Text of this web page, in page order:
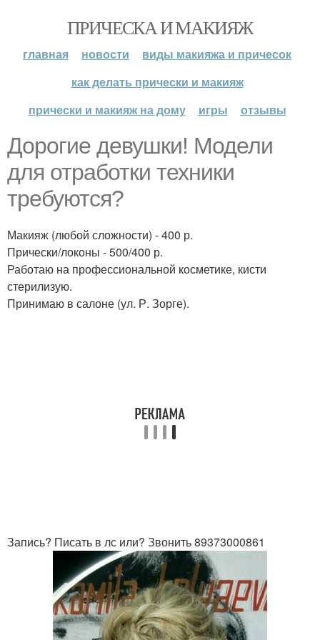
ПРИЧЕСКА И МАКИЯЖ
главная новости
виды макияжа и причесок
как делать прически и макияж
прически и макияж на дому
игры отзывы
Дорогие девушки! Модели
для отработки техники
требуются?
Макияж (любой сложности) - 400 р.
Прически/локоны - 500/400 р.
Работаю на профессиональной косметике, кисти
стерилизую.
Принимаю в салоне (ул. Р. Зорге).
Запись? Писать в лс или? Звонить 89373000861